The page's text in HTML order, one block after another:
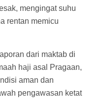
tersebut menyampaikna
Ibadah Haji
jemaah asal
Massal di